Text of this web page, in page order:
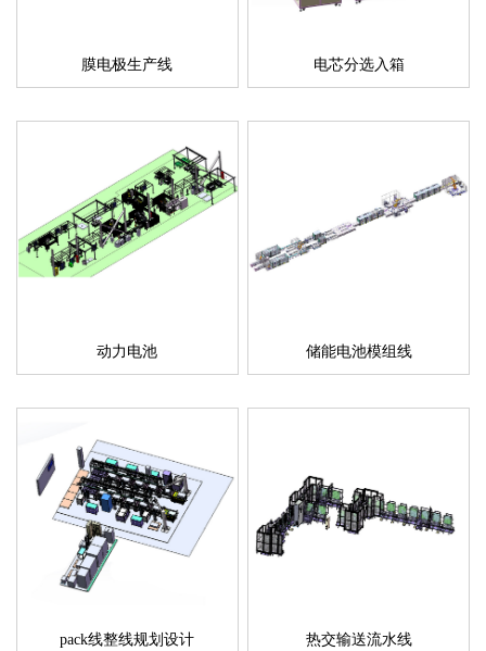
膜电极生产线 电芯分选入箱
动力电池 储能电池模组线
pack线整线规划设计 热交输送流水线